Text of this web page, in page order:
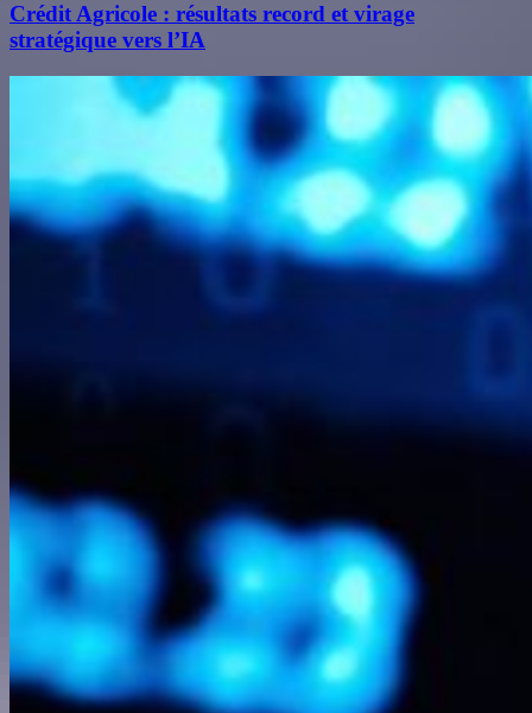
Crédit Agricole : résultats record et virage
stratégique vers l’IA